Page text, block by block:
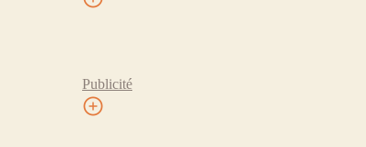
Publicité